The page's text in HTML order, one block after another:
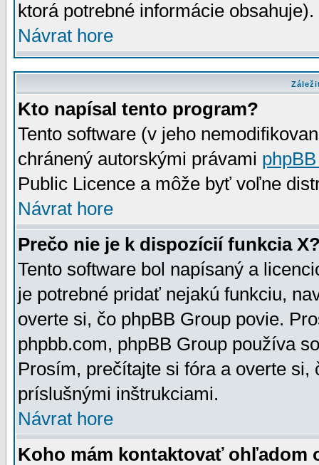
ktorá potrebné informácie
Návrat hore
Kto napísal tento program?
Tento software (v jeho
chránený autorskými právami
Public Licence a môže byť voľne
Návrat hore
Prečo nie je k dispozícií funkcia
Tento software bol napísaný a
je potrebné pridať nejakú funkciu,
overte si, čo phpBB Group povie.
phpbb.com, phpBB Group používa
Prosím, prečítajte si fóra a overte
príslušnými inštrukciami.
Návrat hore
Koho mám kontaktovať ohľadom